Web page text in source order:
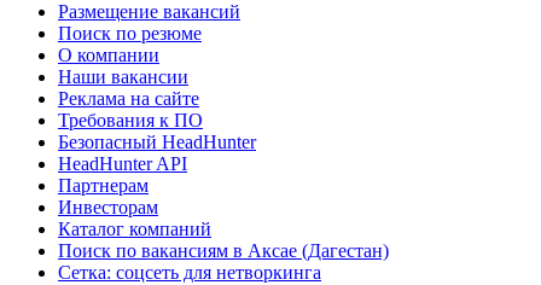
Размещение вакансий
Поиск по резюме
О компании
Наши вакансии
Реклама на сайте
Требования к ПО
Безопасный HeadHunter
HeadHunter API
Партнерам
Инвесторам
Каталог компаний
Поиск по вакансиям в Аксае (Дагестан)
Сетка: соцсеть для нетворкинга